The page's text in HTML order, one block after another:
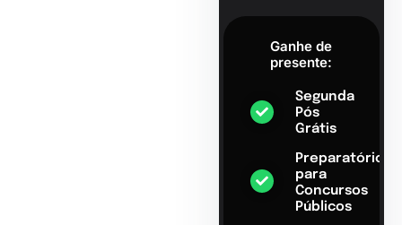
Ganhe de
presente:
Segunda
Pós
Grátis
Preparatório
para
Concursos
Públicos